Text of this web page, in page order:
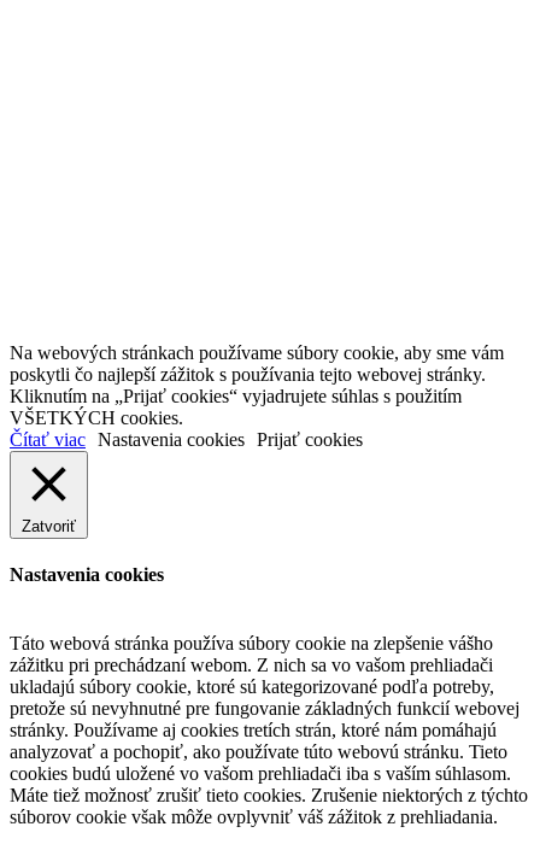
Na webových stránkach používame súbory cookie, aby sme vám
poskytli čo najlepší zážitok s používania tejto webovej stránky.
Kliknutím na „Prijať cookies“ vyjadrujete súhlas s použitím
VŠETKÝCH cookies.
Čítať viac Nastavenia cookies Prijať cookies
Zatvoriť
Nastavenia cookies
Táto webová stránka používa súbory cookie na zlepšenie vášho
zážitku pri prechádzaní webom. Z nich sa vo vašom prehliadači
ukladajú súbory cookie, ktoré sú kategorizované podľa potreby,
pretože sú nevyhnutné pre fungovanie základných funkcií webovej
stránky. Používame aj cookies tretích strán, ktoré nám pomáhajú
analyzovať a pochopiť, ako používate túto webovú stránku. Tieto
cookies budú uložené vo vašom prehliadači iba s vaším súhlasom.
Máte tiež možnosť zrušiť tieto cookies. Zrušenie niektorých z týchto
súborov cookie však môže ovplyvniť váš zážitok z prehliadania.